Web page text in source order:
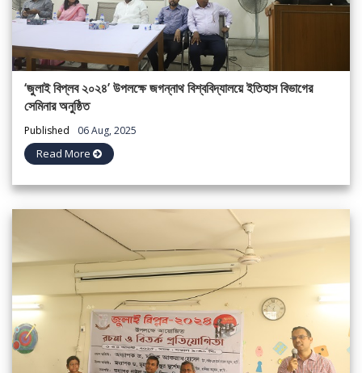
‘জুলাই বিপ্লব ২০২৪’ উপলক্ষে জগন্নাথ বিশ্ববিদ্যালয়ে ইতিহাস বিভাগের
সেমিনার অনুষ্ঠিত
Published 06 Aug, 2025
Read More